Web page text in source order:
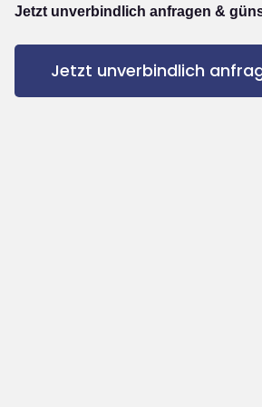
Jetzt unverbindlich anfragen &
Jetzt unverbindlich